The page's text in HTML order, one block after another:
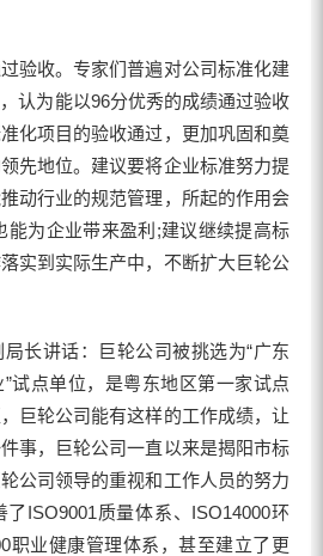
收。专家们普遍对公司标准化建
认为能以96分优秀的成绩通过验收
化项目的验收通过，更加巩固和奠
先地位。建议要将企业标准努力提
动行业的规范管理，所起的作用会
能为企业带来盈利;建议继续提高标
实到实际生产中，不断扩大巨轮公
讲话：巨轮公司被挑选为“广东
试点单位，是粤东地区第一家试点
巨轮公司能有这样的工作成绩，让
事，巨轮公司一直以来是揭阳市标
公司领导的重视和工作人员的努力
ISO9001质量体系、ISO14000环
职业健康管理体系，甚至建立了更